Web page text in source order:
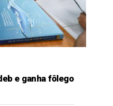
e ganha fôlego